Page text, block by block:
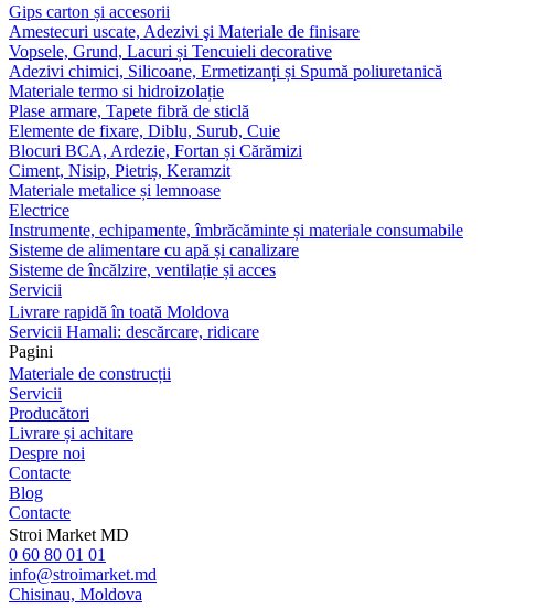
Gips carton și accesorii
Amestecuri uscate, Adezivi şi Materiale de finisare
Vopsele, Grund, Lacuri și Tencuieli decorative
Adezivi chimici, Silicoane, Ermetizanți și Spumă poliuretanică
Materiale termo si hidroizolație
Plase armare, Tapete fibră de sticlă
Elemente de fixare, Diblu, Surub, Cuie
Blocuri BCA, Ardezie, Fortan și Cărămizi
Ciment, Nisip, Pietriș, Keramzit
Materiale metalice și lemnoase
Electrice
Instrumente, echipamente, îmbrăcăminte și materiale consumabile
Sisteme de alimentare cu apă și canalizare
Sisteme de încălzire, ventilație și acces
Servicii
Livrare rapidă în toată Moldova
Servicii Hamali: descărcare, ridicare
Pagini
Materiale de construcții
Servicii
Producători
Livrare și achitare
Despre noi
Contacte
Blog
Contacte
Stroi Market MD
0 60 80 01 01
info@stroimarket.md
Chisinau, Moldova